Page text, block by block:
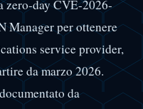
zero-day CVE-2026-
Manager per ottenere
service provider,
da marzo 2026.
da